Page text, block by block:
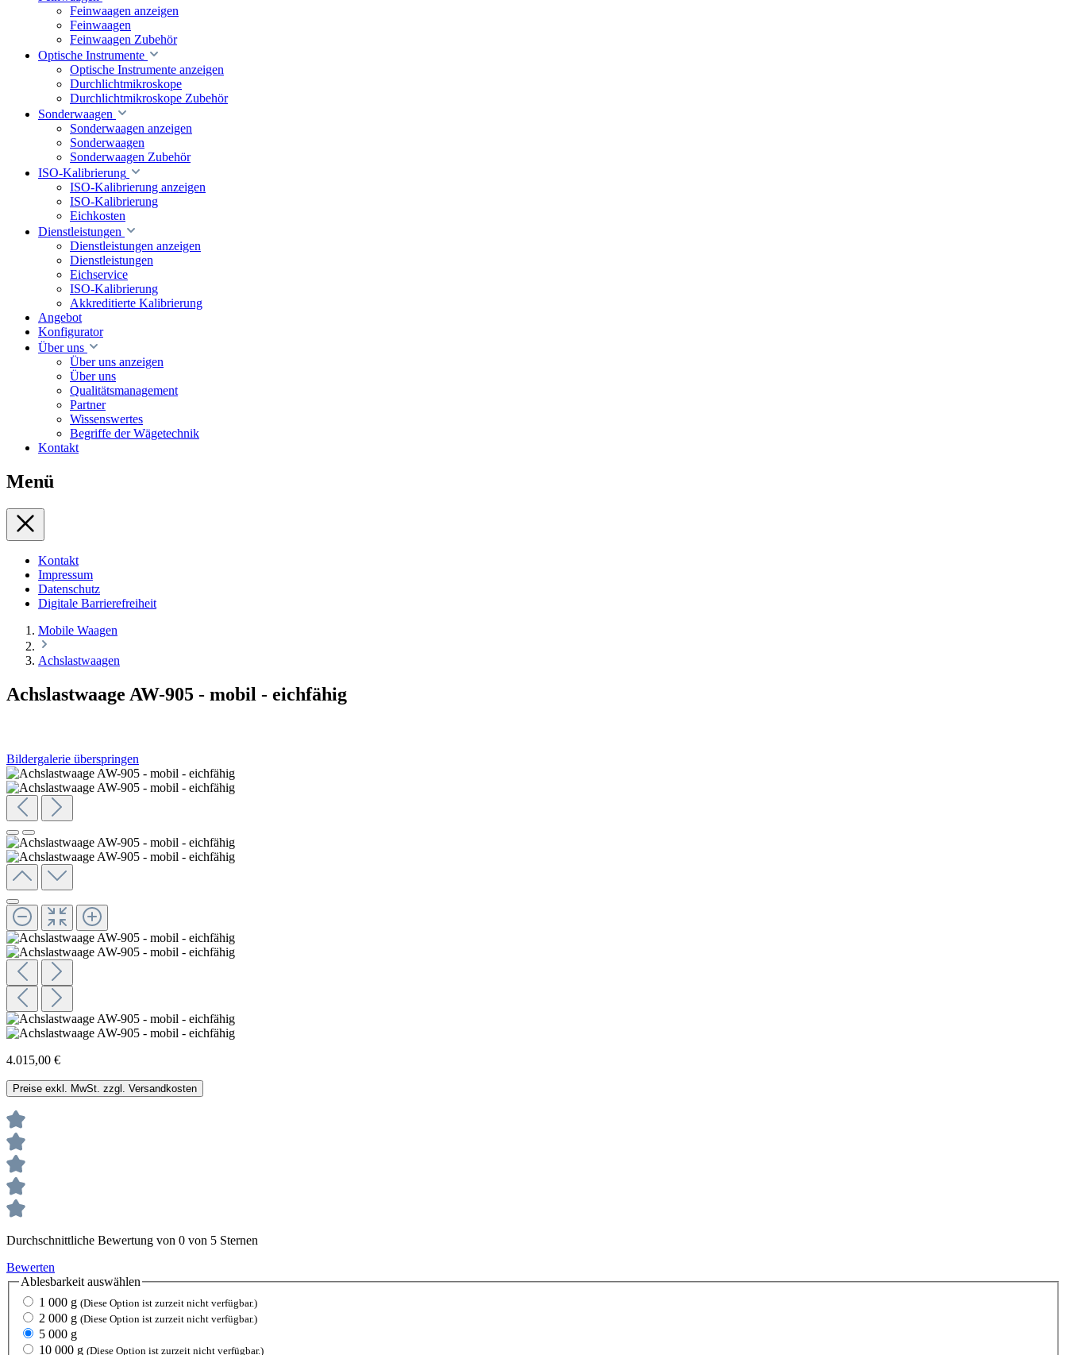
Feinwaagen anzeigen
Feinwaagen
Feinwaagen Zubehör
Optische Instrumente
Optische Instrumente anzeigen
Durchlichtmikroskope
Durchlichtmikroskope Zubehör
Sonderwaagen
Sonderwaagen anzeigen
Sonderwaagen
Sonderwaagen Zubehör
ISO-Kalibrierung
ISO-Kalibrierung anzeigen
ISO-Kalibrierung
Eichkosten
Dienstleistungen
Dienstleistungen anzeigen
Dienstleistungen
Eichservice
ISO-Kalibrierung
Akkreditierte Kalibrierung
Angebot
Konfigurator
Über uns
Über uns anzeigen
Über uns
Qualitätsmanagement
Partner
Wissenswertes
Begriffe der Wägetechnik
Kontakt
Menü
Kontakt
Impressum
Datenschutz
Digitale Barrierefreiheit
Mobile Waagen
Achslastwaagen
Achslastwaage AW-905 - mobil - eichfähig
Bildergalerie überspringen
4.015,00 €
Preise exkl. MwSt. zzgl. Versandkosten
Durchschnittliche Bewertung von 0 von 5 Sternen
Bewerten
Ablesbarkeitauswählen
1 000 g (Diese Option ist zurzeit nicht verfügbar.)
2 000 g (Diese Option ist zurzeit nicht verfügbar.)
5 000 g
10 000 g (Diese Option ist zurzeit nicht verfügbar.)